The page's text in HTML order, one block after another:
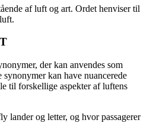
af luft og art. Ordet henviser til
der kan anvendes som
kan have nuancerede
til forskellige aspekter af luftens
lander og letter, og hvor passagerer